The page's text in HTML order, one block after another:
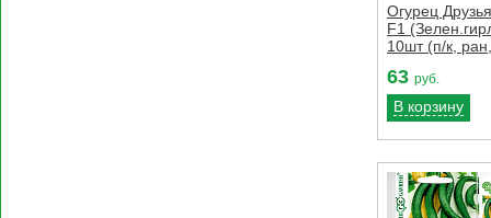
Огурец
F1
10шт (п/к,
63 руб.
В корзину